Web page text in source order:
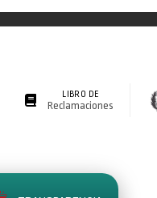
LIBRO DE
Reclamaciones